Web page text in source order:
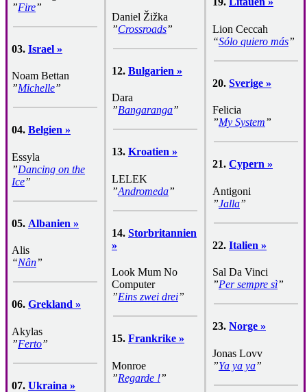
”Fire”
03. Israel »
Noam Bettan
”Michelle”
04. Belgien »
Essyla
”Dancing on the
Ice”
05. Albanien »
Alis
“Nân”
06. Grekland »
Akylas
”Ferto”
07. Ukraina »
Daniel Žižka
”Crossroads”
12. Bulgarien »
Dara
”Bangaranga”
13. Kroatien »
LELEK
”Andromeda”
14. Storbritannien
»
Look Mum No
Computer
”Eins zwei drei”
15. Frankrike »
Monroe
”Regarde !”
Lion Ceccah
“Sólo quiero más”
20. Sverige »
Felicia
”My System”
21. Cypern »
Antigoni
”Jalla”
22. Italien »
Sal Da Vinci
”Per sempre sì”
23. Norge »
Jonas Lovv
”Ya ya ya”